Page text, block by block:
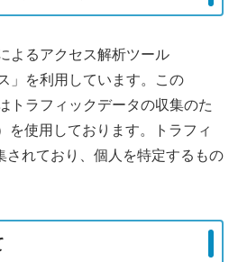
よるアクセス解析ツール
」を利用しています。この
トラフィックデータの収集のた
を使用しております。トラフィ
されており、個人を特定するもの